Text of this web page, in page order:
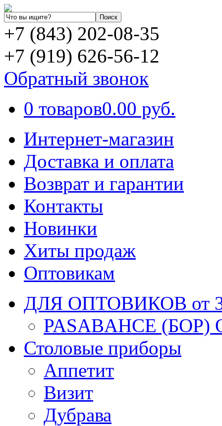
+7 (843) 202-08-35
+7 (919) 626-56-12
Обратный звонок
0 товаров0.00 руб.
Интернет-магазин
Доставка и оплата
Возврат и гарантии
Контакты
Новинки
Хиты продаж
Оптовикам
ДЛЯ ОПТОВИКОВ от
PASABAHCE (БОР)
Столовые приборы
Аппетит
Визит
Дубрава